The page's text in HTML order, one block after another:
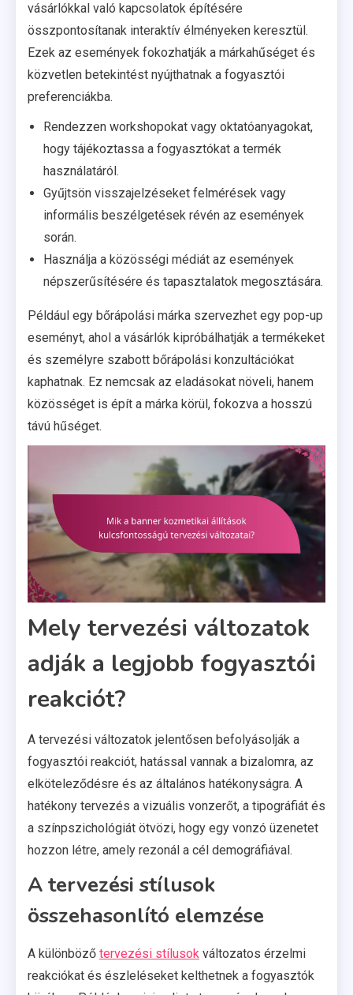
vásárlókkal való kapcsolatok építésére
összpontosítanak interaktív élményeken keresztül.
Ezek az események fokozhatják a márkahűséget és
közvetlen betekintést nyújthatnak a fogyasztói
preferenciákba.
Rendezzen workshopokat vagy oktatóanyagokat,
hogy tájékoztassa a fogyasztókat a termék
használatáról.
Gyűjtsön visszajelzéseket felmérések vagy
informális beszélgetések révén az események
során.
Használja a közösségi médiát az események
népszerűsítésére és tapasztalatok megosztására.
Például egy bőrápolási márka szervezhet egy pop-up
eseményt, ahol a vásárlók kipróbálhatják a termékeket
és személyre szabott bőrápolási konzultációkat
kaphatnak. Ez nemcsak az eladásokat növeli, hanem
közösséget is épít a márka körül, fokozva a hosszú
távú hűséget.
Mely tervezési változatok
adják a legjobb fogyasztói
reakciót?
A tervezési változatok jelentősen befolyásolják a
fogyasztói reakciót, hatással vannak a bizalomra, az
elköteleződésre és az általános hatékonyságra. A
hatékony tervezés a vizuális vonzerőt, a tipográfiát és
a színpszichológiát ötvözi, hogy egy vonzó üzenetet
hozzon létre, amely rezonál a cél demográfiával.
A tervezési stílusok
összehasonlító elemzése
A különböző tervezési stílusok változatos érzelmi
reakciókat és észleléseket kelthetnek a fogyasztók